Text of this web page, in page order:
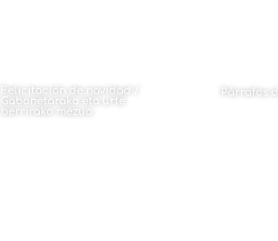
Felicitación de navidad /
Gabonetarako eta urte
berrirako mezua
Párrafos